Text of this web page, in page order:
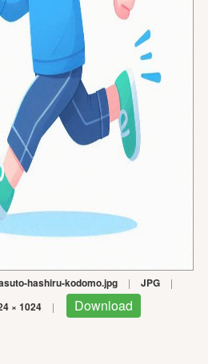
hashiru-kodomo.jpg | JPG |
× 1024 | Download